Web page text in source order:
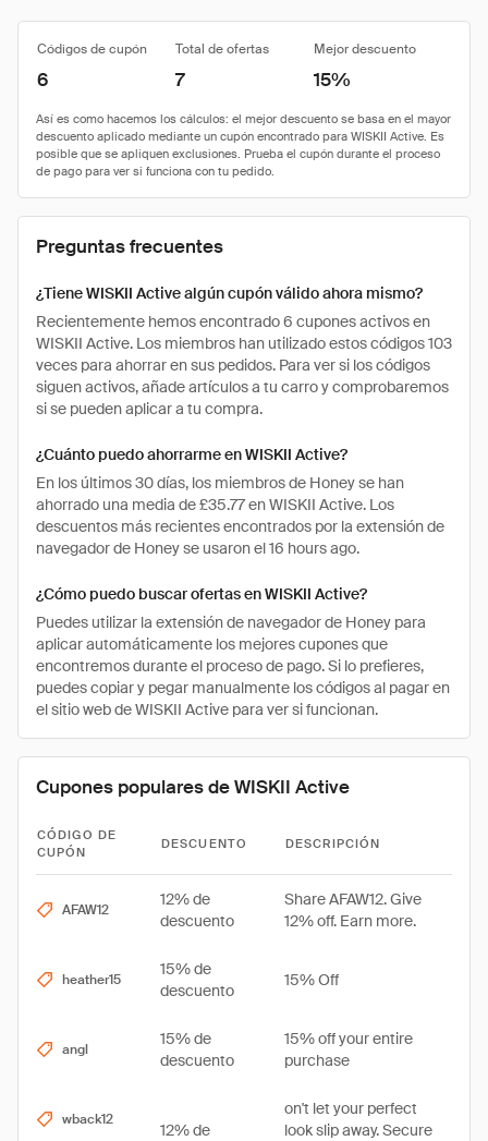
Códigos de cupón Total de ofertas Mejor descuento
6 7 15%
Preguntas frecuentes
¿Tiene WISKII Active algún cupón válido ahora mismo?
Recientemente hemos encontrado 6 cupones activos en
WISKII Active. Los miembros han utilizado estos códigos 103
veces para ahorrar en sus pedidos. Para ver si los códigos
siguen activos, añade artículos a tu carro y comprobaremos
si se pueden aplicar a tu compra.
¿Cuánto puedo ahorrarme en WISKII Active?
En los últimos 30 días, los miembros de Honey se han
ahorrado una media de £35.77 en WISKII Active. Los
descuentos más recientes encontrados por la extensión de
navegador de Honey se usaron el 16 hours ago.
¿Cómo puedo buscar ofertas en WISKII Active?
Puedes utilizar la extensión de navegador de Honey para
aplicar automáticamente los mejores cupones que
encontremos durante el proceso de pago. Si lo prefieres,
puedes copiar y pegar manualmente los códigos al pagar en
el sitio web de WISKII Active para ver si funcionan.
Cupones populares de WISKII Active
CÓDIGO DE
CUPÓN
DESCUENTO DESCRIPCIÓN
AFAW12
12% de
descuento
Share AFAW12. Give
12% off. Earn more.
heather15
15% de
descuento
15% Off
angl
15% de
descuento
15% off your entire
purchase
wback12
12% de
on't let your perfect
look slip away. Secure